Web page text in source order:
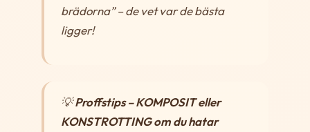
brädorna” – de vet var de bästa
ligger!
💡Proffstips – KOMPOSIT eller
KONSTROTTING om du hatar